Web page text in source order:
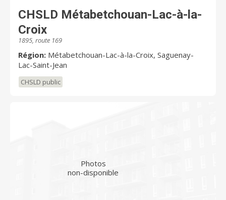
CHSLD Métabetchouan-Lac-à-la-
Croix
1895, route 169
Région: Métabetchouan-Lac-à-la-Croix, Saguenay-
Lac-Saint-Jean
CHSLD public
Photos
non-disponible